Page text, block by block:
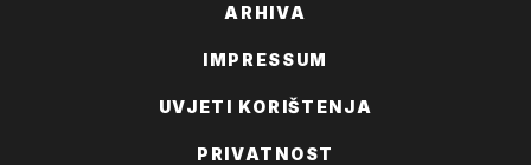
ARHIVA
IMPRESSUM
UVJETI KORIŠTENJA
PRIVATNOST